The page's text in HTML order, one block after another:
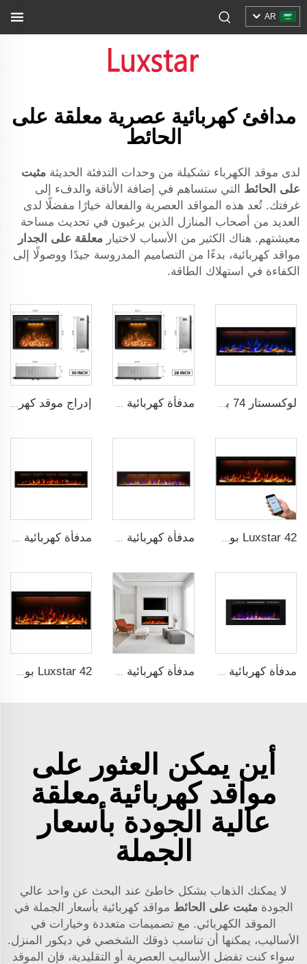
AR
مدافئ كهربائية عصرية معلقة على
الحائط
لدى موقد الكهرباء تشكيلة من وحدات التدفئة الحديثة مثبت
على الحائط
التي ستساهم في إضافة الأناقة والدفء إلى
غرفتك. تُعد هذه المواقد العصرية والفعالة خيارًا مفضلًا لدى
العديد من أصحاب المنازل الذين يرغبون في تحديث مساحة
معيشتهم. هناك الكثير من الأسباب لاختيار معلقة على الجدار
مواقد كهربائية، بدءًا من التصاميم المدروسة جيدًا ووصولًا إلى
الكفاءة في استهلاك الطاقة.
لوكسستار 74 بوصة مدفأة كهربائية ذكية داخلية مع تقنية اللهب بتكنولوجيا ضوء LED مع لهب LED مدفأة كهربائية عصرية حديثة من لوكستار بحجم 30 بوصة مع إدراج نار حقيقية وصوت اشتعال الحطب إدراج موقد كهربائي مدفأة بحجم 33 بوصة من Luxstar مع باب زجاجي وشاشة شبكية وصوت تشظي النار للزينة
مدفأة كهربائية ديكورية بقياس 36 بوصة تحتوي على لهب إلكتروني من Luxstar مخصصة للاستخدام الداخلي، معلقة على الحائط وقابلة للبناء ضمن الجدران مدفأة كهربائية معلقة على الحائط ومُغَرَّسة من Luxstar بقياس 88 بوصة مع تدفئة وتصميم مزخرف مع التحكم عن بعد عبر واي فاي وأليكسا Luxstar 42 بوصة ذكية مدفأة كهربائية بنظام تشغيل عن بعد عبر تطبيق مع لهب زخرفي، مدفأة كهربائية جدارية للبيع
أين يمكن العثور على
مواقد كهربائية معلقة
عالية الجودة بأسعار
الجملة
لا يمكنك الذهاب بشكل خاطئ عند البحث عن واحد عالي
الجودةمثبت على الحائط مواقد كهربائية بأسعار الجملة في
الموقد الكهربائي. مع تصميمات متعددة وخيارات في
الأساليب، يمكنها أن تناسب ذوقك الشخصي في ديكور المنزل.
سواء كنت تفضل الأساليب العصرية أو التقليدية، فإن الموقد